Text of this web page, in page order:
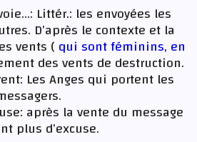
Littér.: les envoyées les
D’après le contexte et la
vents ( qui sont féminins, en
des vents de destruction.
Les Anges qui portent les
après la vente du message
plus d’excuse.